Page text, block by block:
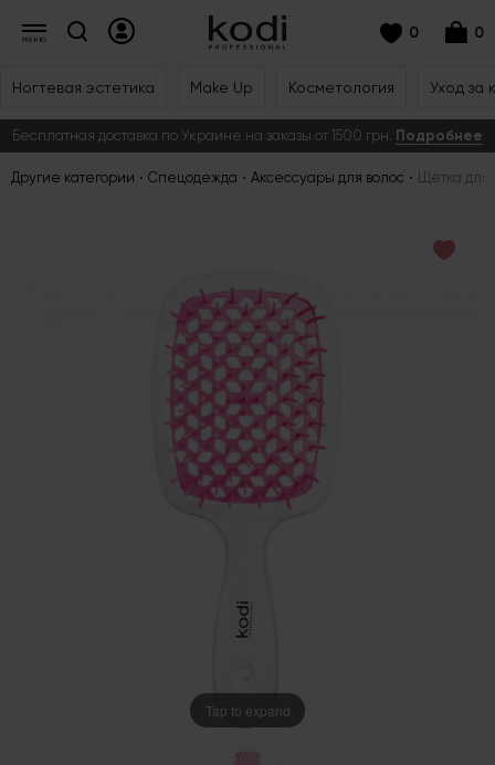
0 0
Ногтевая эстетика Make Up Косметология Уход за
Бесплатная доставка по Украине на заказы от 1500 грн. Подробнее
Другие категории Спецодежда Аксессуары для волос Щетка для
Tap to expand